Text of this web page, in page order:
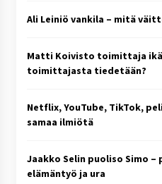
Ali Leiniö vankila – mitä
Matti Koivisto toimittaja
toimittajasta tiedetään?
Netflix, YouTube, TikTok,
samaa ilmiötä
Jaakko Selin puoliso Simo
elämäntyö ja ura